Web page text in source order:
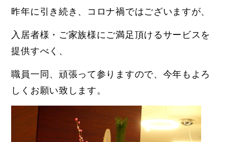
昨年に引き続き、コロナ禍ではございますが、
入居者様・ご家族様にご満足頂けるサービスを
提供すべく、
職員一同、頑張って参りますので、今年もよろ
しくお願い致します。